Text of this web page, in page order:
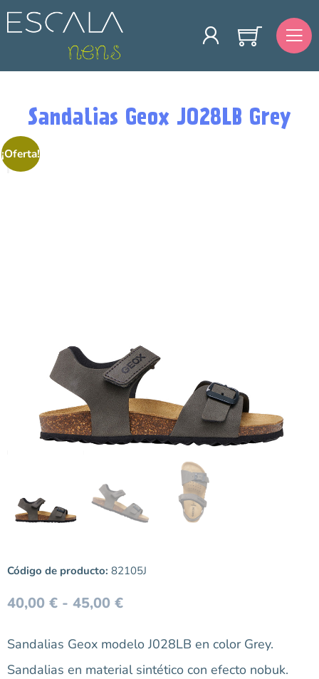
Sandalias Geox J028LB Grey
¡Oferta!
Código de producto: 82105J
40,00 € - 45,00 €
Sandalias Geox modelo J028LB en color Grey.
Sandalias en material sintético con efecto nobuk.